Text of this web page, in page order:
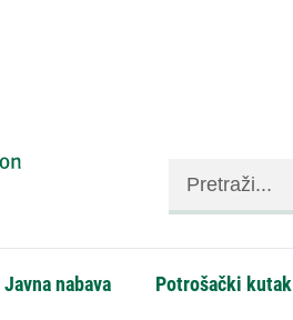
Javna nabava Potrošački kutak